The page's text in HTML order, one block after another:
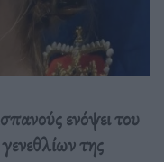
ενόψει του
της